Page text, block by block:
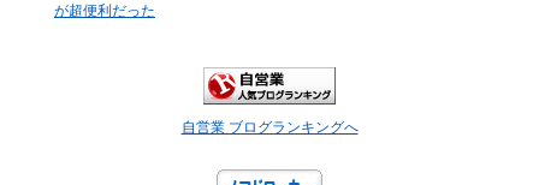
が超便利だった
自営業 ブログランキングへ